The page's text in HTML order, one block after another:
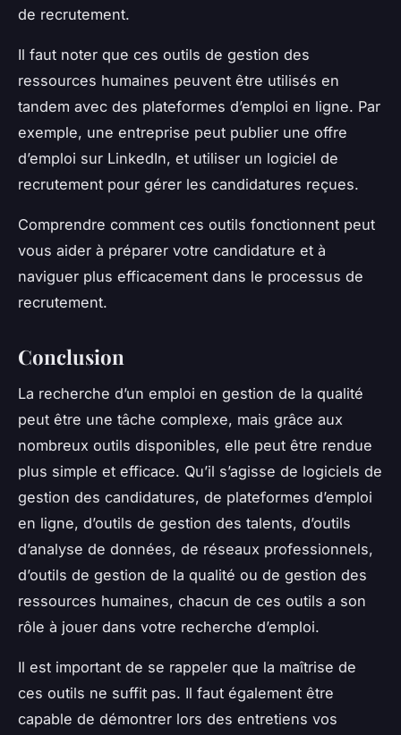
de recrutement.
Il faut noter que ces outils de gestion des
ressources humaines peuvent être utilisés en
tandem avec des plateformes d’emploi en ligne. Par
exemple, une entreprise peut publier une offre
d’emploi sur LinkedIn, et utiliser un logiciel de
recrutement pour gérer les candidatures reçues.
Comprendre comment ces outils fonctionnent peut
vous aider à préparer votre candidature et à
naviguer plus efficacement dans le processus de
recrutement.
Conclusion
La recherche d’un emploi en gestion de la qualité
peut être une tâche complexe, mais grâce aux
nombreux outils disponibles, elle peut être rendue
plus simple et efficace. Qu’il s’agisse de logiciels de
gestion des candidatures, de plateformes d’emploi
en ligne, d’outils de gestion des talents, d’outils
d’analyse de données, de réseaux professionnels,
d’outils de gestion de la qualité ou de gestion des
ressources humaines, chacun de ces outils a son
rôle à jouer dans votre recherche d’emploi.
Il est important de se rappeler que la maîtrise de
ces outils ne suffit pas. Il faut également être
capable de démontrer lors des entretiens vos